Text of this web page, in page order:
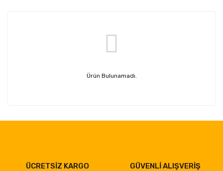
Ürün Bulunamadı.
ÜCRETSİZ KARGO
GÜVENLİ ALIŞVERİŞ